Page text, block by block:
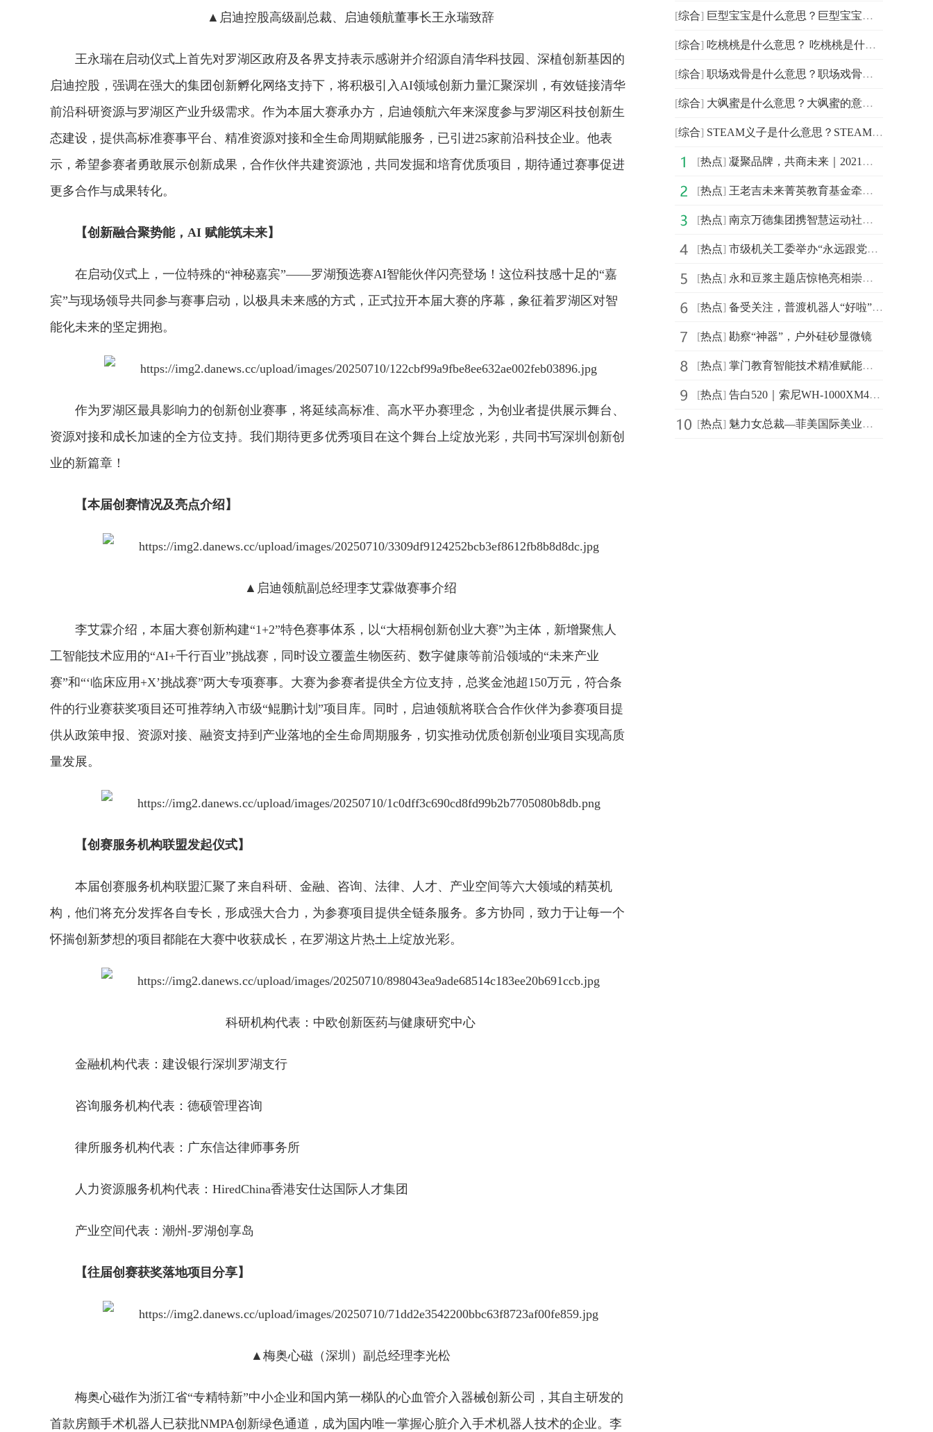
▲启迪控股高级副总裁、启迪领航董事长王永瑞致辞
王永瑞在启动仪式上首先对罗湖区政府及各界支持表示感谢并介绍源自清华科技园、深植创新基因的
启迪控股，强调在强大的集团创新孵化网络支持下，将积极引入AI领域创新力量汇聚深圳，有效链接清华
前沿科研资源与罗湖区产业升级需求。作为本届大赛承办方，启迪领航六年来深度参与罗湖区科技创新生
态建设，提供高标准赛事平台、精准资源对接和全生命周期赋能服务，已引进25家前沿科技企业。他表
示，希望参赛者勇敢展示创新成果，合作伙伴共建资源池，共同发掘和培育优质项目，期待通过赛事促进
更多合作与成果转化。
【创新融合聚势能，AI 赋能筑未来】
在启动仪式上，一位特殊的“神秘嘉宾”——罗湖预选赛AI智能伙伴闪亮登场！这位科技感十足的“嘉
宾”与现场领导共同参与赛事启动，以极具未来感的方式，正式拉开本届大赛的序幕，象征着罗湖区对智
能化未来的坚定拥抱。
作为罗湖区最具影响力的创新创业赛事，将延续高标准、高水平办赛理念，为创业者提供展示舞台、
资源对接和成长加速的全方位支持。我们期待更多优秀项目在这个舞台上绽放光彩，共同书写深圳创新创
业的新篇章！
【本届创赛情况及亮点介绍】
▲启迪领航副总经理李艾霖做赛事介绍
李艾霖介绍，本届大赛创新构建“1+2”特色赛事体系，以“大梧桐创新创业大赛”为主体，新增聚焦人
工智能技术应用的“AI+千行百业”挑战赛，同时设立覆盖生物医药、数字健康等前沿领域的“未来产业
赛”和“‘临床应用+X’挑战赛”两大专项赛事。大赛为参赛者提供全方位支持，总奖金池超150万元，符合条
件的行业赛获奖项目还可推荐纳入市级“鲲鹏计划”项目库。同时，启迪领航将联合合作伙伴为参赛项目提
供从政策申报、资源对接、融资支持到产业落地的全生命周期服务，切实推动优质创新创业项目实现高质
量发展。
【创赛服务机构联盟发起仪式】
本届创赛服务机构联盟汇聚了来自科研、金融、咨询、法律、人才、产业空间等六大领域的精英机
构，他们将充分发挥各自专长，形成强大合力，为参赛项目提供全链条服务。多方协同，致力于让每一个
怀揣创新梦想的项目都能在大赛中收获成长，在罗湖这片热土上绽放光彩。
科研机构代表：中欧创新医药与健康研究中心
金融机构代表：建设银行深圳罗湖支行
咨询服务机构代表：德硕管理咨询
律所服务机构代表：广东信达律师事务所
人力资源服务机构代表：HiredChina香港安仕达国际人才集团
产业空间代表：潮州-罗湖创享岛
【往届创赛获奖落地项目分享】
▲梅奥心磁（深圳）副总经理李光松
梅奥心磁作为浙江省“专精特新”中小企业和国内第一梯队的心血管介入器械创新公司，其自主研发的
首款房颤手术机器人已获批NMPA创新绿色通道，成为国内唯一掌握心脏介入手术机器人技术的企业。李
[综合] 巨型宝宝是什么意思？巨型宝宝是什么梗？
[综合] 吃桃桃是什么意思？ 吃桃桃是什么梗？
[综合] 职场戏骨是什么意思？职场戏骨是什么梗？
[综合] 大飒蜜是什么意思？大飒蜜的意思解释
[综合] STEAM义子是什么意思？STEAM义子是什么梗？
[热点] 凝聚品牌，共商未来｜2021中国企业品牌建设峰会暨媒体发
[热点] 王老吉未来菁英教育基金牵手汕头大学首设 “刺柠吉奖学
[热点] 南京万德集团携智慧运动社区解决方案精彩亮相2021体博会
[热点] 市级机关工委举办“永远跟党走，建功新时代”庆祝建党百
[热点] 永和豆浆主题店惊艳亮相崇明花博会，成新晋网红打卡地
[热点] 备受关注，普渡机器人“好啦”亮相2021中国连锁餐饮峰会
[热点] 勘察“神器”，户外硅砂显微镜
[热点] 掌门教育智能技术精准赋能个性化教学 品质课程助力信息
[热点] 告白520｜索尼WH-1000XM4头戴降噪耳机静谧白限量版心动发布
[热点] 魅力女总裁—菲美国际美业综合平台创始人，菲菲！